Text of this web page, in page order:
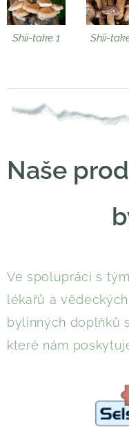
Shii-take 1 Shii-
Naše
Ve spolupráci s
lékařů a
bylinných doplňků
které nám